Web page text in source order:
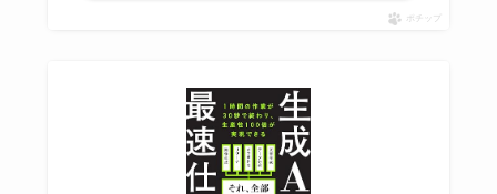
ポチップ